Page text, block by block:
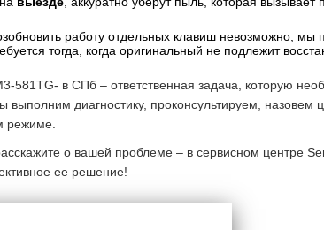
работу отдельных клавиш невозможно, мы
тогда, когда оригинальный не подлежит
581TG- в СПб – ответственная задача, которую
диагностику, проконсультируем, назовем
режиме.
о вашей проблеме – в сервисном центре
ее решение!